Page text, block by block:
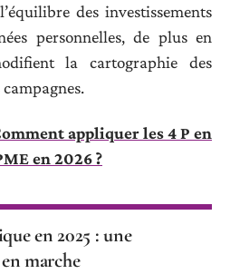
des investissements
personnelles, de plus en
la cartographie des
appliquer les 4 P en
en 2026 ?
en 2025 : une
marche